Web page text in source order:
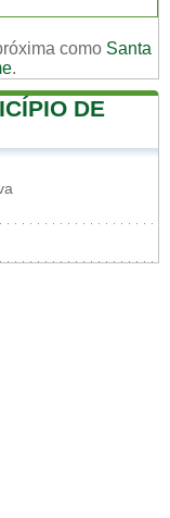
como Santa
.
DE